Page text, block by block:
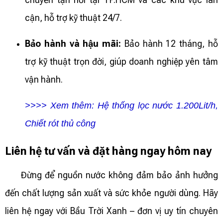
cận, hỗ trợ kỹ thuật 24/7.
Bảo hành và hậu mãi: Bảo hành 12 tháng, hỗ
trợ kỹ thuật trọn đời, giúp doanh nghiệp yên tâm
vận hành.
>>>> Xem thêm: Hệ thống lọc nước 1.200Lit/h,
Chiết rót thủ công
Liên hệ tư vấn và đặt hàng ngay hôm nay
Đừng để nguồn nước không đảm bảo ảnh hưởng
đến chất lượng sản xuất và sức khỏe người dùng. Hãy
liên hệ ngay với Bầu Trời Xanh – đơn vị uy tín chuyên